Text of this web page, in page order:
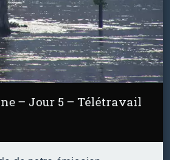
– Jour 5 – Télétravail